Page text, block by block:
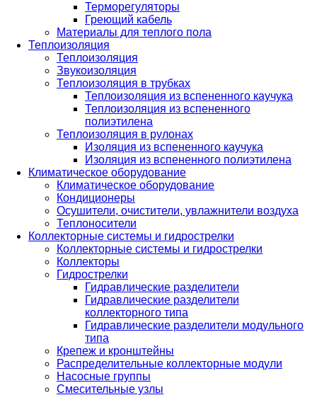
Терморегуляторы
Греющий кабель
Материалы для теплого пола
Теплоизоляция
Теплоизоляция
Звукоизоляция
Теплоизоляция в трубках
Теплоизоляция из вспененного каучука
Теплоизоляция из вспененного
полиэтилена
Теплоизоляция в рулонах
Изоляция из вспененного каучука
Изоляция из вспененного полиэтилена
Климатическое оборудование
Климатическое оборудование
Кондиционеры
Осушители, очистители, увлажнители воздуха
Теплоносители
Коллекторные системы и гидрострелки
Коллекторные системы и гидрострелки
Коллекторы
Гидрострелки
Гидравлические разделители
Гидравлические разделители
коллекторного типа
Гидравлические разделители модульного
типа
Крепеж и кронштейны
Распределительные коллекторные модули
Насосные группы
Смесительные узлы